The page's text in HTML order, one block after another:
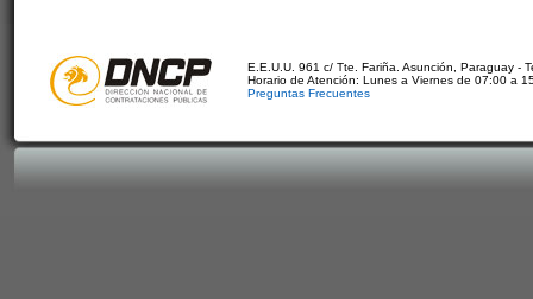
E.E.U.U. 961 c/ Tte. Fariña. Asunción, Paraguay -
Horario de Atención: Lunes a Viernes de 07:00 a
Preguntas Frecuentes